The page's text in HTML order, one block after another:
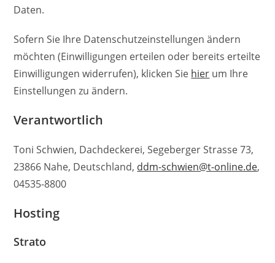
Daten.
Sofern Sie Ihre Datenschutzeinstellungen ändern
möchten (Einwilligungen erteilen oder bereits erteilte
Einwilligungen widerrufen), klicken Sie hier um Ihre
Einstellungen zu ändern.
Verantwortlich
Toni Schwien, Dachdeckerei, Segeberger Strasse 73,
23866 Nahe, Deutschland, ddm-schwien@t-online.de,
04535-8800
Hosting
Strato